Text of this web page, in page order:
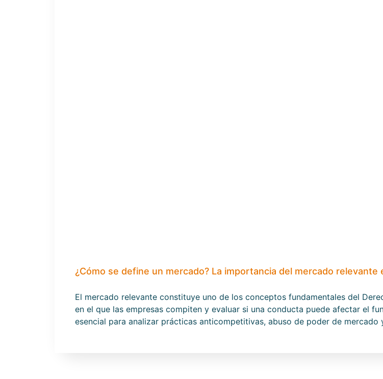
¿Cómo se define un mercado? La importancia del mercado
El mercado relevante constituye uno de los conceptos fundamentales del
en el que las empresas compiten y evaluar si una conducta puede afectar el
esencial para analizar prácticas anticompetitivas, abuso de poder de mercado